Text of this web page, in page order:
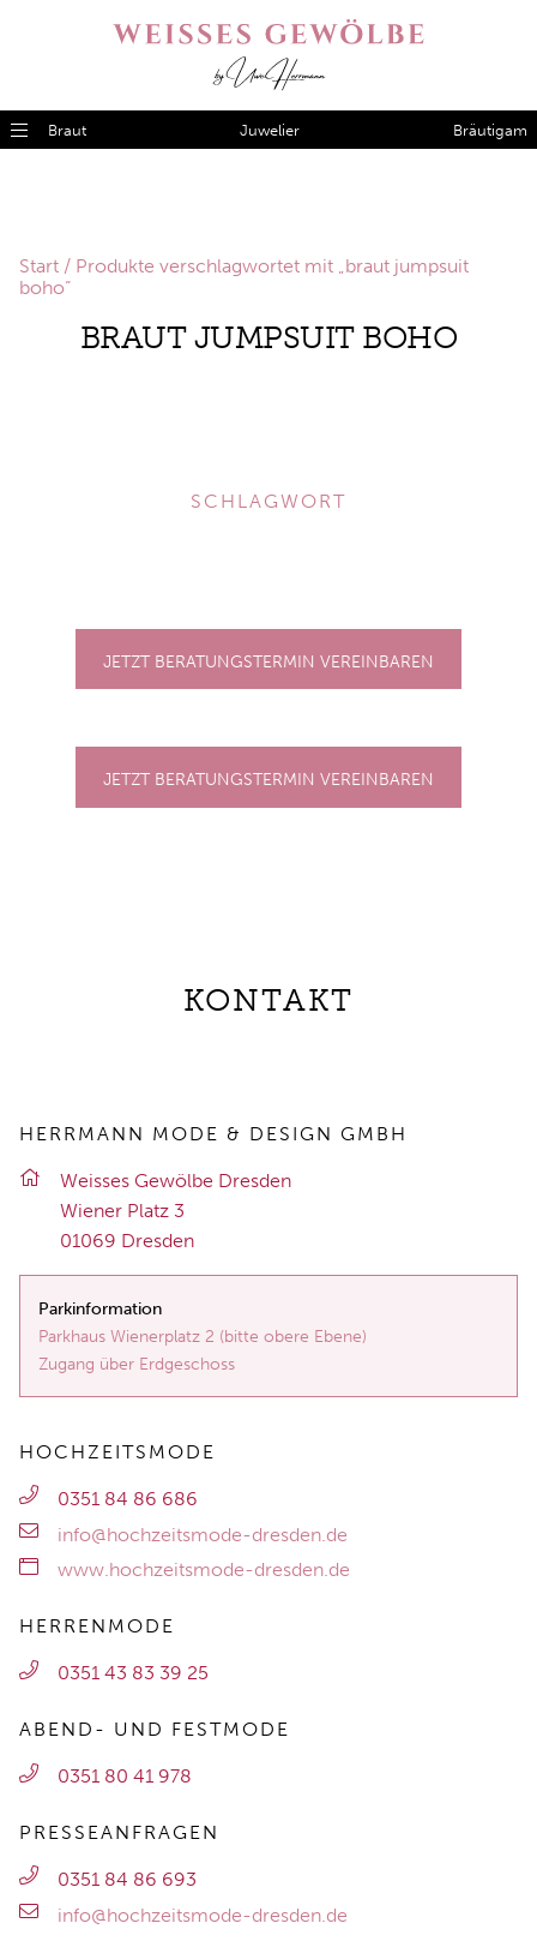
Braut Juwelier Bräutigam
Start / Produkte verschlagwortet mit „braut jumpsuit
boho“
BRAUT JUMPSUIT BOHO
SCHLAGWORT
JETZT BERATUNGSTERMIN VEREINBAREN
JETZT BERATUNGSTERMIN VEREINBAREN
KONTAKT
HERRMANN MODE & DESIGN GMBH
Weis­ses Ge­wöl­be Dres­den
Wie­ner Platz 3
01069 Dres­den
Parkinformation
Parkhaus Wienerplatz 2 (bitte obere Ebene)
Zugang über Erdgeschoss
HOCHZEITSMODE
0351 84 86 686
info@hochzeitsmode-dresden.de
www.hochzeitsmode-dresden.de
HERRENMODE
0351 43 83 39 25
ABEND- UND FESTMODE
0351 80 41 978
PRESSEANFRAGEN
0351 84 86 693
info@hochzeitsmode-dresden.de